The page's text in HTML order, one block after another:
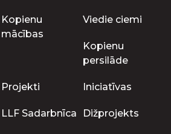
Kopienu
mācības
Viedie ciemi
Kopienu
persilāde
Projekti Iniciatīvas
LLF Sadarbnīca Dižprojekts